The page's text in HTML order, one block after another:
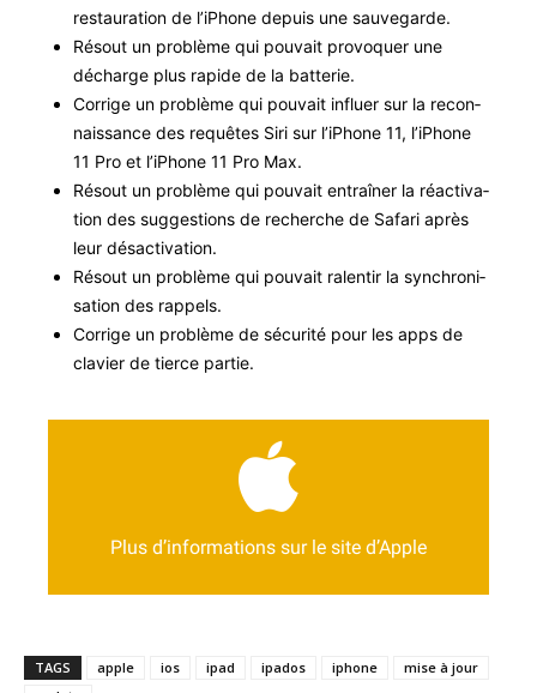
restau­ra­tion de l’i­Phone depuis une sauvegarde.
Résout un prob­lème qui pou­vait provo­quer une
décharge plus rapi­de de la batterie.
Cor­rige un prob­lème qui pou­vait influer sur la recon­
nais­sance des requêtes Siri sur l’i­Phone 11, l’i­Phone
11 Pro et l’i­Phone 11 Pro Max.
Résout un prob­lème qui pou­vait entraîn­er la réac­ti­va­
tion des sug­ges­tions de recherche de Safari après
leur désactivation.
Résout un prob­lème qui pou­vait ralen­tir la syn­chro­ni­
sa­tion des rappels.
Cor­rige un prob­lème de sécu­rité pour les apps de
clavier de tierce partie.
Plus d’informations sur le site d’Apple
Se rendre sur le support d’Apple
TAGS apple ios ipad ipados iphone
mise à jour